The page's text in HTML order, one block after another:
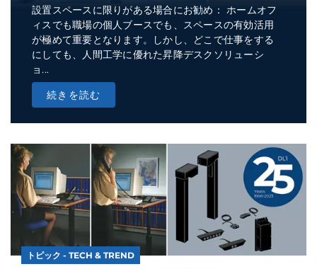
設置スペースに限りがある場合にお勧め： ホームオフ
ィスでも職場の個人ブースでも、スペースの有効活用
が極めて重要となります。しかし、どこで仕事をする
にしても、人間工学に優れた昇降デスクソリューシ
ョ...
続きを読む
トピック - TECH & TREND